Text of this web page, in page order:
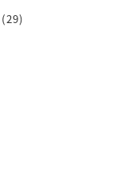
(29)